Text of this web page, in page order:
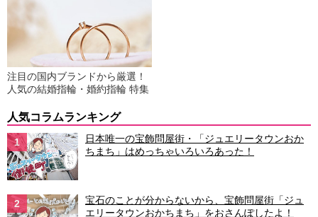
注目の国内ブランドから厳選！
人気の結婚指輪・婚約指輪 特集
人気コラムランキング
1
日本唯一の宝飾問屋街・「ジュエリータウンおか
ちまち」はめっちゃいろいろあった！
2
宝石のことが分からないから、宝飾問屋街「ジュ
エリータウンおかちまち」をおさんぽしたよ！